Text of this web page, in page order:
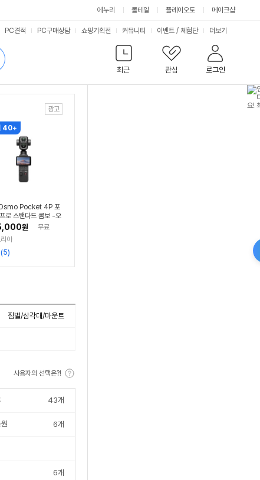
에누리 몰테일 플레이오토
메이크샵
최근
관심 로그인
PC견적 PC구매상담 쇼핑기획전 커뮤니티 이벤트 / 체험단 서
비
스
더보기
40+
Pocket 4P 포
로 스탠다드 콤보 -오
-
원
무료
아
리
(5)
짐벌/삼각대/마운트
사용자의 선택은?!
43개
6개
6개